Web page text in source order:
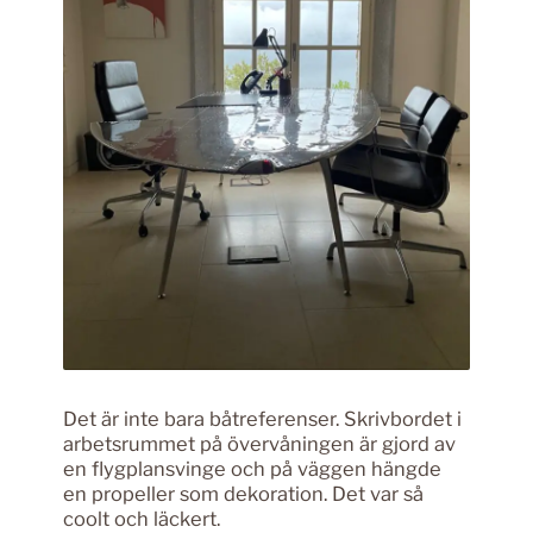
Det är inte bara båtreferenser. Skrivbordet i
arbetsrummet på övervåningen är gjord av
en flygplansvinge och på väggen hängde
en propeller som dekoration. Det var så
coolt och läckert.